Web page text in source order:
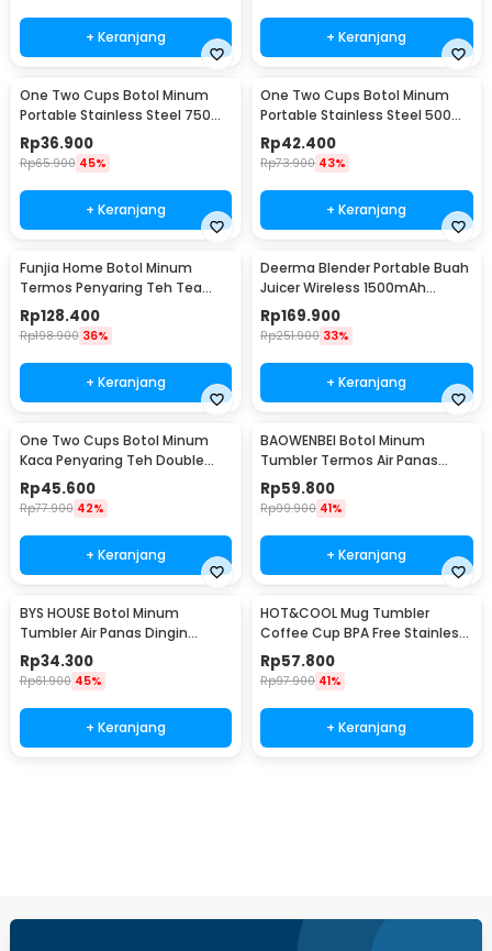
+ Keranjang + Keranjang
One Two Cups Botol Minum
Portable Stainless Steel 750ml
- YM006
Rp36.900
Rp65.900 45%
+ Keranjang
One Two Cups Botol Minum
Portable Stainless Steel 500ml
- YM006
Rp42.400
Rp73.900 43%
+ Keranjang
Funjia Home Botol Minum
Termos Penyaring Teh Tea
Infuser 520ml
Rp128.400
Rp198.900 36%
+ Keranjang
Deerma Blender Portable Buah
Juicer Wireless 1500mAh
400ml - DEM-NU05
Rp169.900
Rp251.900 33%
+ Keranjang
One Two Cups Botol Minum
Kaca Penyaring Teh Double
Wall 230ml - X9001
Rp45.600
Rp77.900 42%
+ Keranjang
BAOWENBEI Botol Minum
Tumbler Termos Air Panas
Dingin Stainless 500ml - A1A0
Rp59.800
Rp99.900 41%
+ Keranjang
BYS HOUSE Botol Minum
Tumbler Air Panas Dingin
Stainless Steel 380ml - TY204
Rp34.300
Rp61.900 45%
+ Keranjang
HOT&COOL Mug Tumbler
Coffee Cup BPA Free Stainless
Steel 350ml - HC300
Rp57.800
Rp97.900 41%
+ Keranjang